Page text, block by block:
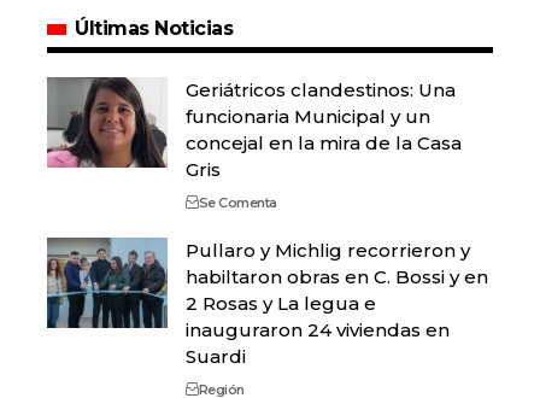
Últimas Noticias
Geriátricos clandestinos: Una
funcionaria Municipal y un
concejal en la mira de la Casa
Gris
Se Comenta
Pullaro y Michlig recorrieron y
habiltaron obras en C. Bossi y en
2 Rosas y La legua e
inauguraron 24 viviendas en
Suardi
Región